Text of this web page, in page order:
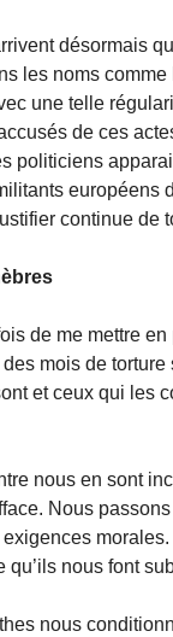
désormais
les noms
une telle
de ces
politiciens
européens
continue de
de me mettre
des mois de
et ceux qui les
nous en sont
Nous
qu’ils nous font
nous